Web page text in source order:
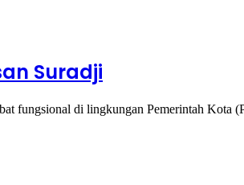
Suradji
fungsional di lingkungan Pemerintah Kota